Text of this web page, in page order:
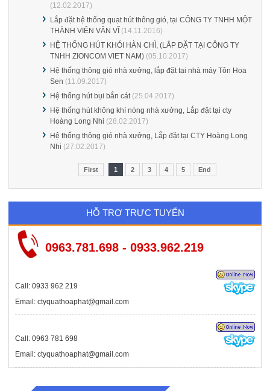
(12.02.2017)
Lắp đặt hệ thống quạt hút thông gió, tại CÔNG TY TNHH MỘT
THÀNH VIÊN VĂN VĨ (14.11.2016)
HỆ THỐNG HÚT KHÓI HÀN CHÌ, (LẮP ĐẶT TẠI CÔNG TY
TNHH ZIONCOM VIET NAM) (05.10.2017)
Hệ thống thông gió nhà xưởng, lắp đặt tại nhà máy Tôn Hoa
Sen (11.09.2017)
Hệ thống hút bụi bắn cát(25.04.2017)
Hệ thống hút không khí nóng nhà xưởng, Lắp đặt tại cty
Hoàng Long Nhi (28.02.2017)
Hệ thống thông gió nhà xưởng, Lắp đặt tại CTY Hoàng Long
Nhi (27.02.2017)
First 1 2 3 4 5 End
HỖ TRỢ TRỰC TUYẾN
0963.781.698 - 0933.962.219
Call: 0933 962 219
Email: ctyquathoaphat@gmail.com
Call: 0963 781 698
Email: ctyquathoaphat@gmail.com